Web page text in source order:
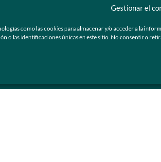
Gestionar el
como las cookies para almacenar y/o acceder a la
o las identificaciones únicas en este sitio. No consentir o
y
en
^ Tecnología